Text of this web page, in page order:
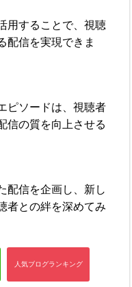
用することで、視聴
配信を実現できま
ピソードは、視聴者
信の質を向上させる
配信を企画し、新し
者との絆を深めてみ